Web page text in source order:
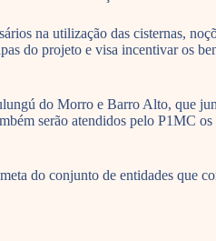
na utilização das cisternas,
do projeto e visa incentivar os
do Morro e Barro Alto, que
serão atendidos pelo P1MC
do conjunto de entidades que